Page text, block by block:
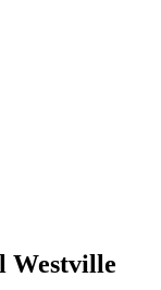
Westville